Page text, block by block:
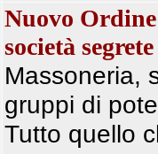
Nuovo
società segrete
Massoneria,
gruppi di
Tutto quello